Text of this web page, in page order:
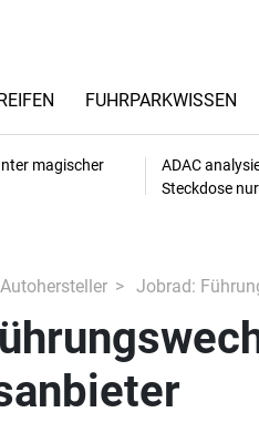
FUHRPARKWISSEN
magischer
ADAC
Steckdose
Autohersteller Jobrad: